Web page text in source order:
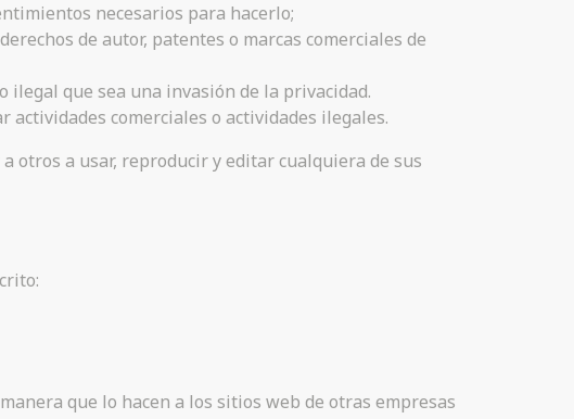
necesarios para hacerlo;
de autor, patentes o marcas comerciales de
que sea una invasión de la privacidad.
comerciales o actividades ilegales.
otros a usar, reproducir y editar cualquiera de sus
que lo hacen a los sitios web de otras empresas